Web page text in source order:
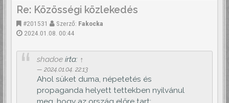
Re: Közösségi közlekedés
#201531 Szerző: Fakocka
2024.01.08. 00:44
shadoeírta: ↑
2024.01.04. 22:13
Ahol süket duma, népetetés és
propaganda helyett tettekben nyilvánul